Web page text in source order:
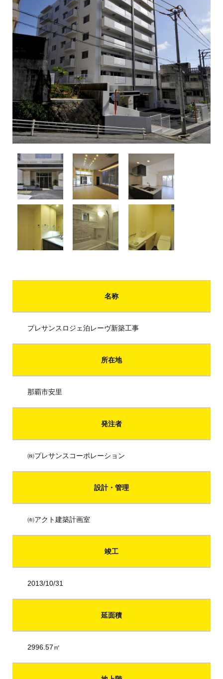
名称
プレサンスロジェ泊レーヴ新築工事
所在地
那覇市安里
発注者
㈱プレサンスコーポレーション
設計・管理
㈲アクト建築計画室
竣工
2013/10/31
延面積
2996.57㎡